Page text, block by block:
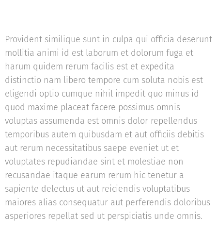
Provident similique sunt in culpa qui officia deserunt
mollitia animi id est laborum et dolorum fuga et
harum quidem rerum facilis est et expedita
distinctio nam libero tempore cum soluta nobis est
eligendi optio cumque nihil impedit quo minus id
quod maxime placeat facere possimus omnis
voluptas assumenda est omnis dolor repellendus
temporibus autem quibusdam et aut officiis debitis
aut rerum necessitatibus saepe eveniet ut et
voluptates repudiandae sint et molestiae non
recusandae itaque earum rerum hic tenetur a
sapiente delectus ut aut reiciendis voluptatibus
maiores alias consequatur aut perferendis doloribus
asperiores repellat sed ut perspiciatis unde omnis.